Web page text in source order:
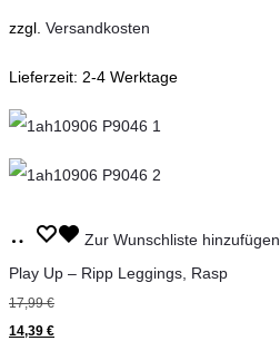
auf.
Optionen
können
der
werden
zzgl. Versandkosten
Lieferzeit: 2-4 Werktage
Ausführung
wählen
Dieses
mehrere
Zur Wunschliste hinzufügen
Play Up – Ripp Leggings, Rasp
17,99€
14,39 €